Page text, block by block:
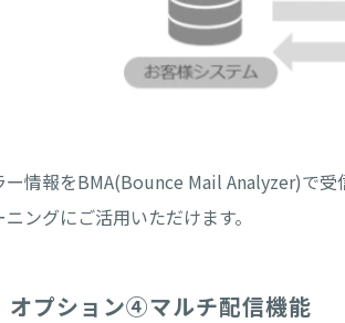
ー情報をBMA(Bounce Mail Analyzer)で
ングにご活用いただけます。
オプション④マルチ配信機能